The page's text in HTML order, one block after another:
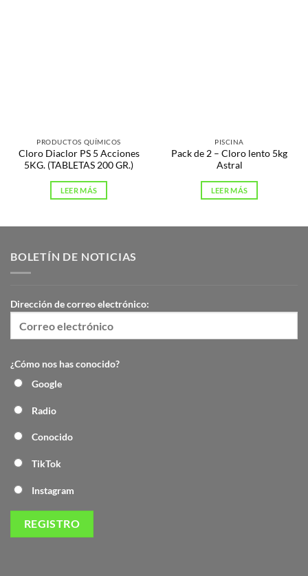
PRODUCTOS QUÍMICOS
Cloro Diaclor PS 5 Acciones
5KG. (TABLETAS 200 GR.)
LEER MÁS
PISCINA
Pack de 2 – Cloro lento 5kg
Astral
LEER MÁS
BOLETÍN DE NOTICIAS
Dirección de correo electrónico:
¿Cómo nos has conocido?
Google
Radio
Conocido
TikTok
Instagram